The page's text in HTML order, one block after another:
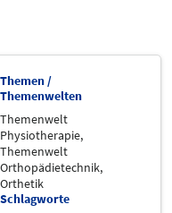
Themen /
Themenwelten
Themenwelt
Physiotherapie,
Themenwelt
Orthopädietechnik,
Orthetik
Schlagworte